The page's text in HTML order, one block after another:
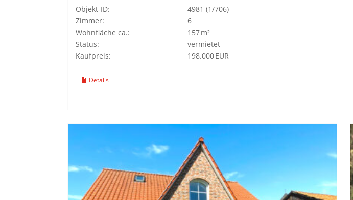
Objekt-ID:
4981 (1/706)
Zimmer:
6
Wohnfläche ca.:
157 m²
Status:
vermietet
Kaufpreis:
198.000 EUR
Details